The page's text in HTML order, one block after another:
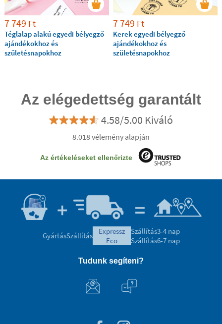
7 749 Ft
Téglalap alakú egyedi bélyegző
ajándékokhoz és
születésnapokhoz
7 749 Ft
Kerek egyedi bélyegző
ajándékokhoz és
születésnapokhoz
Az elégedettség garantált
4.58/5.00 Kiváló
8.018 vélemény alapján
Az értékeléseket ellenőrizte
GyártásSzállítás
expressz
eco
Szállítás3-4 nap
Szállítás6-7 nap
Tudunk segíteni?